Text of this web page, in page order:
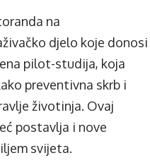
na
djelo koje donosi
pilot-studija, koja
preventivna skrb i
životinja. Ovaj
postavlja i nove
svijeta.